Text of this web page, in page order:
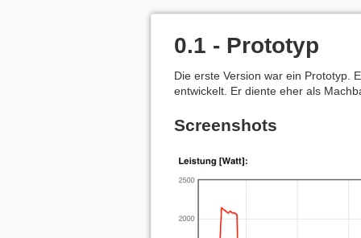
0.1 - Prototyp
Die erste Version war ein Prototyp.
entwickelt. Er diente eher als
Screenshots